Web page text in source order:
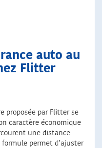
auto au
Flitter
proposée par Flitter se
caractère économique
une distance
permet d’ajuster